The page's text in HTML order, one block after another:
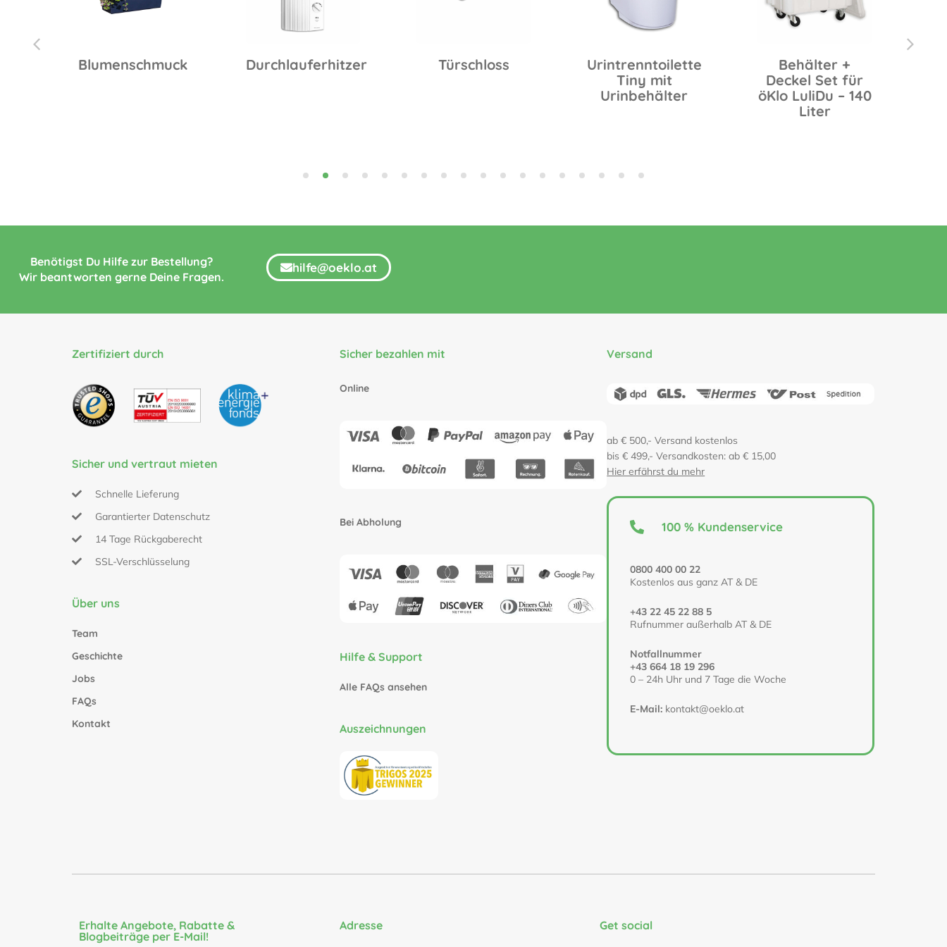
Blumenschmuck Durchlauferhitzer Türschloss
Urintrenntoilette
Tiny mit
Urinbehälter
Behälter +
Deckel Set für
öKlo LuliDu – 140
Liter
Benötigst Du Hilfe zur Bestellung?
Wir beantworten gerne Deine Fragen.
hilfe@oeklo.at
Zertifiziert durch
Sicher und vertraut mieten
Schnelle Lieferung
Garantierter Datenschutz
14 Tage Rückgaberecht
SSL-Verschlüsselung
Über uns
Team
Geschichte
Jobs
FAQs
Kontakt
Sicher bezahlen mit
Online
Bei Abholung
Hilfe & Support
Alle FAQs ansehen
Auszeichnungen
Versand
ab € 500,- Versand kostenlos
bis € 499,- Versandkosten: ab € 15,00
Hier erfährst du mehr
100 % Kundenservice
0800 400 00 22
Kostenlos aus ganz AT & DE
+43 22 45 22 88 5
Rufnummer außerhalb AT & DE
Notfallnummer
+43 664 18 19 296
0 – 24h Uhr und 7 Tage die Woche
E-Mail: kontakt@oeklo.at
Erhalte Angebote, Rabatte &
Blogbeiträge per E-Mail!
Adresse Get social